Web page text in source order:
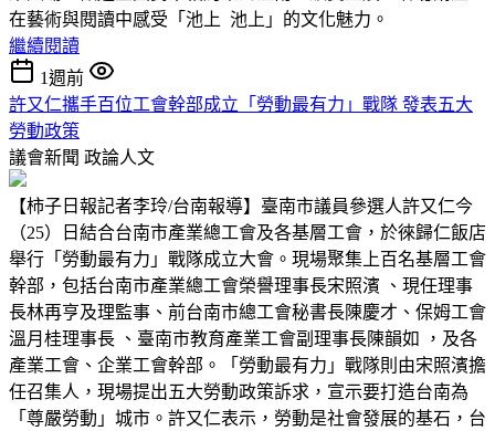
在藝術與閱讀中感受「池上 池上」的文化魅力。
繼續閱讀
1週前
許又仁攜手百位工會幹部成立「勞動最有力」戰隊 發表五大
勞動政策
議會新聞 政論人文
【柿子日報記者李玲/台南報導】臺南市議員參選人許又仁今
（25）日結合台南市產業總工會及各基層工會，於徠歸仁飯店
舉行「勞動最有力」戰隊成立大會。現場聚集上百名基層工會
幹部，包括台南市產業總工會榮譽理事長宋照濱 、現任理事
長林再亨及理監事、前台南市總工會秘書長陳慶才、保姆工會
溫月桂理事長 、臺南市教育產業工會副理事長陳韻如 ，及各
產業工會、企業工會幹部。「勞動最有力」戰隊則由宋照濱擔
任召集人，現場提出五大勞動政策訴求，宣示要打造台南為
「尊嚴勞動」城市。許又仁表示，勞動是社會發展的基石，台